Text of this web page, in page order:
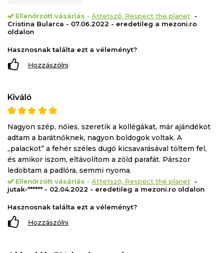
Ellenőrzött vásárlás - Áttetsző, Respect the planet
-
Cristina Bularca - 07.06.2022 - eredetileg a mezoni.ro
oldalon
Hasznosnak találta ezt a véleményt?
Hozzászólni
Kiváló
Nagyon szép, nőies, szeretik a kollégákat, már ajándékot
adtam a barátnőknek, nagyon boldogok voltak. A
„palackot” a fehér széles dugó kicsavarásával töltem fel,
és amikor iszom, eltávolítom a zöld parafát. Párszor
ledobtam a padlóra, semmi nyoma.
Ellenőrzött vásárlás - Áttetsző, Respect the planet
-
jutak-****** - 02.04.2022 - eredetileg a mezoni.ro oldalon
Hasznosnak találta ezt a véleményt?
Hozzászólni